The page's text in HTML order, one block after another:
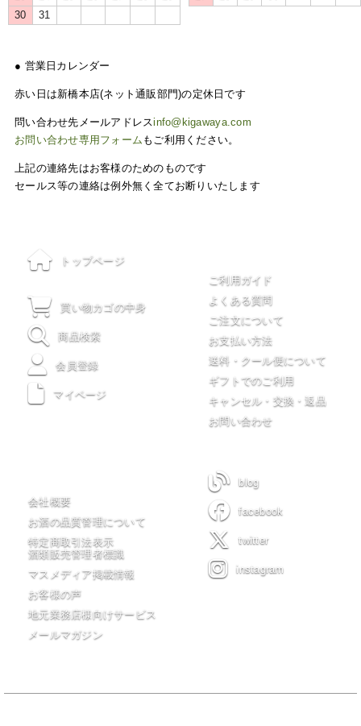
30
31
● 営業日カレンダー
赤い日は新橋本店(ネット通販部門)の定休日です
問い合わせ先メールアドレスinfo@kigawaya.com
お問い合わせ専用フォーム もご利用ください。
上記の連絡先はお客様のためのものです
セールス等の連絡は例外無く全てお断りいたします
トップページ
買い物カゴの中身
商品検索
会員登録
マイページ
ご利用ガイド
よくある質問
ご注文について
お支払い方法
送料・クール便について
ギフトでのご利用
キャンセル・交換・返品
お問い合わせ
会社概要
お酒の品質管理について
特定商取引法表示
酒類販売管理者標識
マスメディア掲載情報
お客様の声
地元業務店様向けサービス
メールマガジン
blog
facebook
twitter
instagram